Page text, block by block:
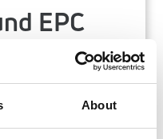
About
EPC
die
für